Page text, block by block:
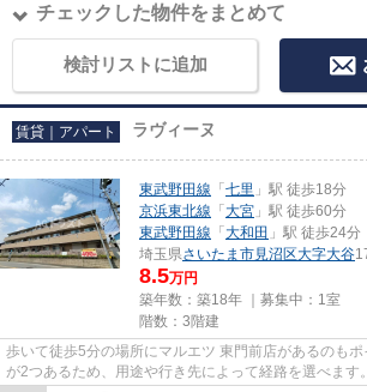
チェックした物件をまとめて
検討リストに追加
賃貸｜アパート ラヴィーヌ
東武野田線 「 七里 」駅 徒歩18分
京浜東北線 「 大宮 」駅 徒歩60分
東武野田線 「 大和田 」駅 徒歩24分
埼玉県さいたま市見沼区大字大谷
8.5万円
築年数：築18年 ｜募集中： 1室
階数：3階建
歩いて徒歩5分の場所にマルエツ 東門前店があるのも
が2つあるため、用途や行き先によって経路を選べます